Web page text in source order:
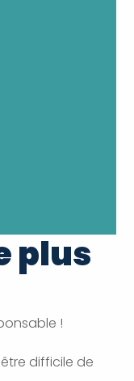
plus
!
difficile de